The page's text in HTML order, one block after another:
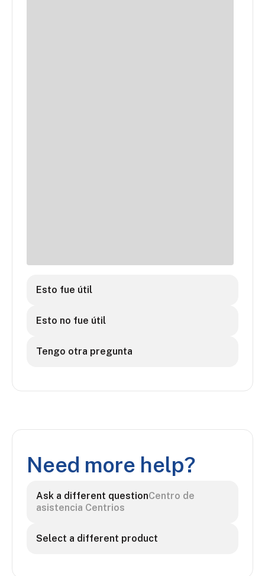
Esto fue útil
Esto no fue útil
Tengo otra pregunta
Need more help?
Ask a different questionCentro de
asistencia Centrios
Select a different product